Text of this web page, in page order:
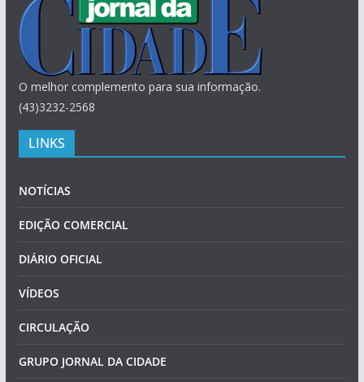
O melhor complemento para sua informação.
(43)3232-2568
LINKS
NOTÍCIAS
EDIÇÃO COMERCIAL
DIÁRIO OFICIAL
VÍDEOS
CIRCULAÇÃO
GRUPO JORNAL DA CIDADE